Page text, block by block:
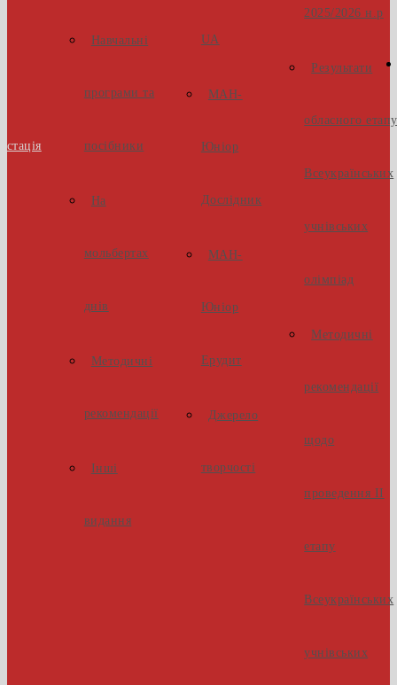
Навчальні
програми та
посібники
На
мольбертах
днів
Методичні
рекомендації
Інші
видання
UA
МАН-
Юніор
Дослідник
МАН-
Юніор
Ерудит
Джерело
творчості
2025/2026 н.р
Результати
обласного етапу
Всеукраїнських
учнівських
олімпіад
Методичні
рекомендації
щодо
проведення ІІ
етапу
Всеукраїнських
учнівських